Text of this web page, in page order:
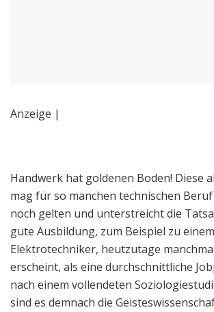
Anzeige |
Handwerk hat goldenen Boden! Diese
mag für so manchen technischen
noch gelten und unterstreicht die
gute Ausbildung, zum Beispiel zu einem
Elektrotechniker, heutzutage
erscheint, als eine durchschnittliche
nach einem vollendeten
sind es demnach die